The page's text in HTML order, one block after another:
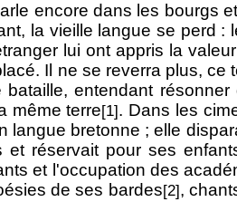
encore dans les bourgs
la vieille langue se
lui ont appris la
Il ne se reverra plus,
entendant
même terre[1]. Dans les
langue bretonne ; elle
et réservait pour ses
et l'occupation des
de ses bardes[2],